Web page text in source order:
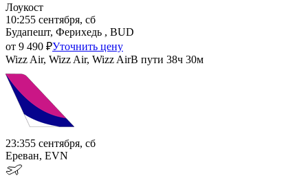
Лоукост
10:255 сентября, сб
Будапешт, Ферихедь , BUD
от 9 490 ₽Уточнить цену
Wizz Air, Wizz Air, Wizz AirВ пути 38ч 30м
23:355 сентября, сб
Ереван, EVN